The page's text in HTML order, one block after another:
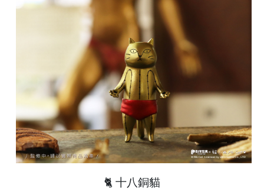
🐈 十八銅貓